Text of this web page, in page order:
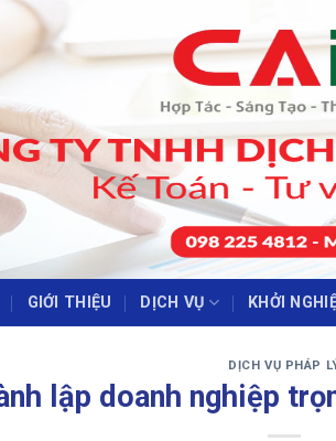
‹ ›
GIỚI THIỆU DỊCH VỤ KHỞI
DỊCH VỤ PHÁP
lập doanh nghiệp